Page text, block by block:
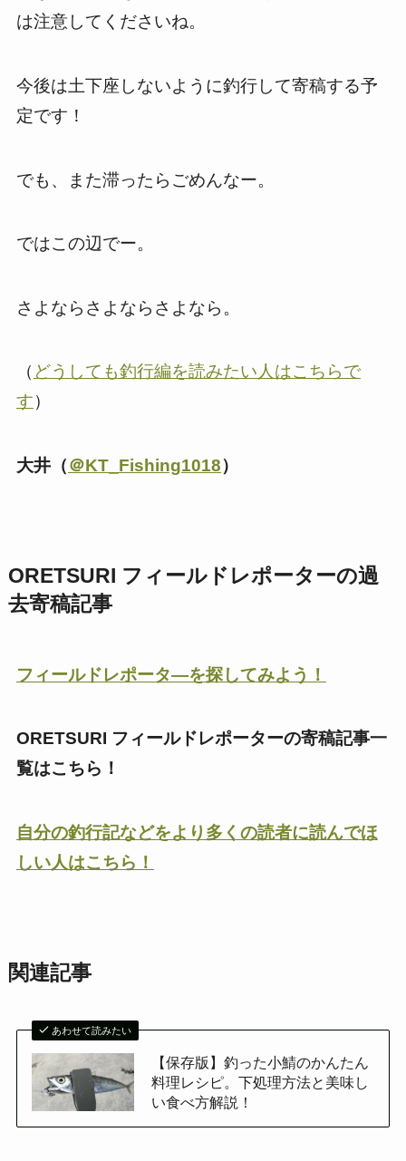
は注意してくださいね。
今後は土下座しないように釣行して寄稿する予
定です！
でも、また滞ったらごめんなー。
ではこの辺でー。
さよならさよならさよなら。
（ どうしても釣行編を読みたい人はこちらで
す）
大井（＠KT_Fishing1018）
ORETSURI フィールドレポーターの過
去寄稿記事
フィールドレポータ―を探してみよう！
ORETSURI フィールドレポーターの寄稿記事一
覧はこちら！
自分の釣行記などをより多くの読者に読んでほ
しい人はこちら！
関連記事
あわせて読みたい
【保存版】釣った小鯖のかんたん
料理レシピ。下処理方法と美味し
い食べ方解説！